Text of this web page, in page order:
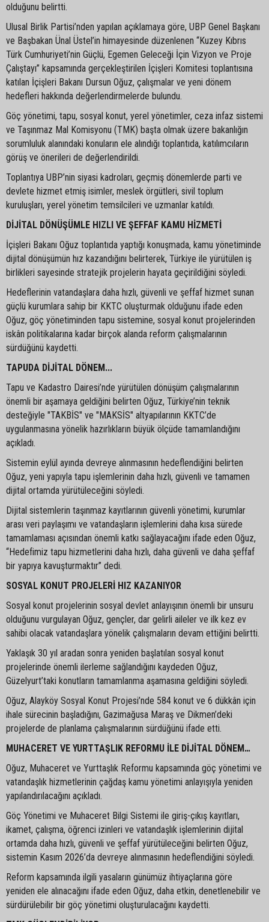
olduğunu belirtti.
Ulusal Birlik Partisi’nden yapılan açıklamaya göre, UBP Genel Başkanı
ve Başbakan Ünal Üstel’in himayesinde düzenlenen “Kuzey Kıbrıs
Türk Cumhuriyeti’nin Güçlü, Egemen Geleceği İçin Vizyon ve Proje
Çalıştayı” kapsamında gerçekleştirilen İçişleri Komitesi toplantısına
katılan İçişleri Bakanı Dursun Oğuz, çalışmalar ve yeni dönem
hedefleri hakkında değerlendirmelerde bulundu.
Göç yönetimi, tapu, sosyal konut, yerel yönetimler, ceza infaz sistemi
ve Taşınmaz Mal Komisyonu (TMK) başta olmak üzere bakanlığın
sorumluluk alanındaki konuların ele alındığı toplantıda, katılımcıların
görüş ve önerileri de değerlendirildi.
Toplantıya UBP’nin siyasi kadroları, geçmiş dönemlerde parti ve
devlete hizmet etmiş isimler, meslek örgütleri, sivil toplum
kuruluşları, yerel yönetim temsilcileri ve uzmanlar katıldı.
DİJİTAL DÖNÜŞÜMLE HIZLI VE ŞEFFAF KAMU HİZMETİ
İçişleri Bakanı Oğuz toplantıda yaptığı konuşmada, kamu yönetiminde
dijital dönüşümün hız kazandığını belirterek, Türkiye ile yürütülen iş
birlikleri sayesinde stratejik projelerin hayata geçirildiğini söyledi.
Hedeflerinin vatandaşlara daha hızlı, güvenli ve şeffaf hizmet sunan
güçlü kurumlara sahip bir KKTC oluşturmak olduğunu ifade eden
Oğuz, göç yönetiminden tapu sistemine, sosyal konut projelerinden
iskân politikalarına kadar birçok alanda reform çalışmalarının
sürdüğünü kaydetti.
TAPUDA DİJİTAL DÖNEM...
Tapu ve Kadastro Dairesi’nde yürütülen dönüşüm çalışmalarının
önemli bir aşamaya geldiğini belirten Oğuz, Türkiye’nin teknik
desteğiyle "TAKBİS" ve "MAKSİS" altyapılarının KKTC’de
uygulanmasına yönelik hazırlıkların büyük ölçüde tamamlandığını
açıkladı.
Sistemin eylül ayında devreye alınmasının hedeflendiğini belirten
Oğuz, yeni yapıyla tapu işlemlerinin daha hızlı, güvenli ve tamamen
dijital ortamda yürütüleceğini söyledi.
Dijital sistemlerin taşınmaz kayıtlarının güvenli yönetimi, kurumlar
arası veri paylaşımı ve vatandaşların işlemlerini daha kısa sürede
tamamlaması açısından önemli katkı sağlayacağını ifade eden Oğuz,
“Hedefimiz tapu hizmetlerini daha hızlı, daha güvenli ve daha şeffaf
bir yapıya kavuşturmaktır” dedi.
SOSYAL KONUT PROJELERİ HIZ KAZANIYOR
Sosyal konut projelerinin sosyal devlet anlayışının önemli bir unsuru
olduğunu vurgulayan Oğuz, gençler, dar gelirli aileler ve ilk kez ev
sahibi olacak vatandaşlara yönelik çalışmaların devam ettiğini belirtti.
Yaklaşık 30 yıl aradan sonra yeniden başlatılan sosyal konut
projelerinde önemli ilerleme sağlandığını kaydeden Oğuz,
Güzelyurt’taki konutların tamamlanma aşamasına geldiğini söyledi.
Oğuz, Alayköy Sosyal Konut Projesi’nde 584 konut ve 6 dükkân için
ihale sürecinin başladığını, Gazimağusa Maraş ve Dikmen’deki
projelerde de planlama çalışmalarının sürdüğünü ifade etti.
MUHACERET VE YURTTAŞLIK REFORMU İLE DİJİTAL DÖNEM…
Oğuz, Muhaceret ve Yurttaşlık Reformu kapsamında göç yönetimi ve
vatandaşlık hizmetlerinin çağdaş kamu yönetimi anlayışıyla yeniden
yapılandırılacağını açıkladı.
Göç Yönetimi ve Muhaceret Bilgi Sistemi ile giriş-çıkış kayıtları,
ikamet, çalışma, öğrenci izinleri ve vatandaşlık işlemlerinin dijital
ortamda daha hızlı, güvenli ve şeffaf yürütüleceğini belirten Oğuz,
sistemin Kasım 2026’da devreye alınmasının hedeflendiğini söyledi.
Reform kapsamında ilgili yasaların günümüz ihtiyaçlarına göre
yeniden ele alınacağını ifade eden Oğuz, daha etkin, denetlenebilir ve
sürdürülebilir bir göç yönetimi oluşturulacağını kaydetti.